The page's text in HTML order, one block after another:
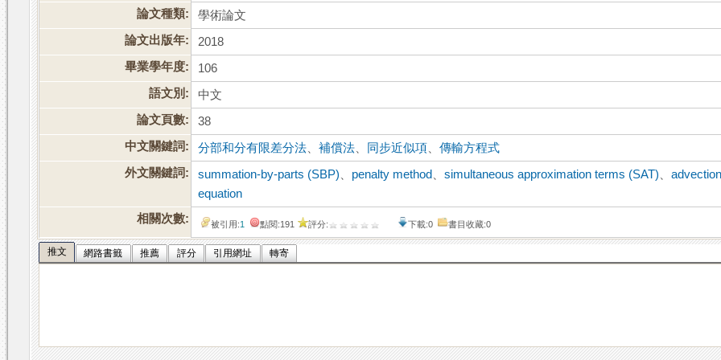
論文種類:
學術論文
論文出版年:
2018
畢業學年度:
106
語文別:
中文
論文頁數:
38
中文關鍵詞:
分部和分有限差分法 、補償法 同步近似項 、傳輸方程式
外文關鍵詞:
summation-by-parts (SBP) penalty method 、simultaneous approximation terms (SAT) 、
equation
相關次數:
被引用:1 點閱:191 評分: 下載:0 書目收藏:0
推文 網路書籤 推薦 評分 引用網址 轉寄